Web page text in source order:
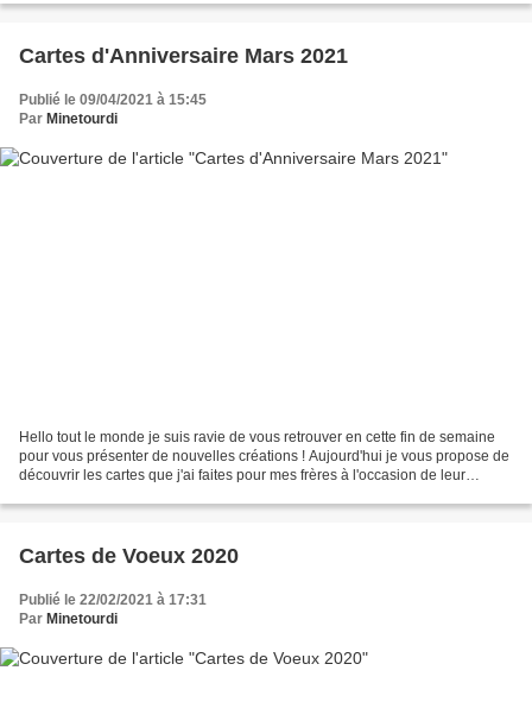
Cartes d'Anniversaire Mars 2021
Publié le 09/04/2021 à 15:45
Par Minetourdi
Hello tout le monde je suis ravie de vous retrouver en cette fin de semaine
pour vous présenter de nouvelles créations ! Aujourd'hui je vous propose de
découvrir les cartes que j'ai faites pour mes frères à l'occasion de leur
Cartes de Voeux 2020
Publié le 22/02/2021 à 17:31
Par Minetourdi